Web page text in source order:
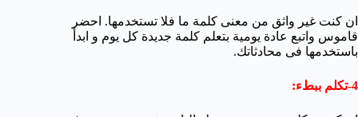
ان كنت غير واثق من معنى كلمة ما فلا تستخدمها. احضر
قاموس واتبع عادة يومية بتعلم كلمة جديدة كل يوم و ابدأ
باستخدمها فى محادثاتك.
4-تكلم ببطء: